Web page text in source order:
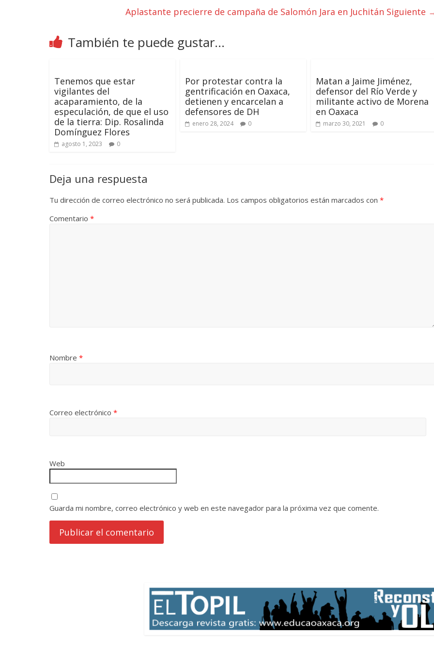
Aplastante precierre de campaña de Salomón Jara en Juchitán Siguiente
También te puede gustar...
Tenemos que estar
vigilantes del
acaparamiento, de la
especulación, de que el uso
de la tierra: Dip. Rosalinda
Domínguez Flores
agosto 1, 2023 0
Por protestar contra la
gentrificación en Oaxaca,
detienen y encarcelan a
defensores de DH
enero 28, 2024 0
Matan a Jaime Jiménez,
defensor del Río Verde y
militante activo de Morena
en Oaxaca
marzo 30, 2021 0
Deja una respuesta
Tu dirección de correo electrónico no será publicada. Los campos obligatorios están marcados con *
Comentario *
Nombre *
Correo electrónico *
Web
Guarda mi nombre, correo electrónico y web en este navegador para la próxima vez que comente.